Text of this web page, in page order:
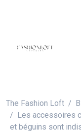
The Fashion Loft
Les accessoires
et béguins sont